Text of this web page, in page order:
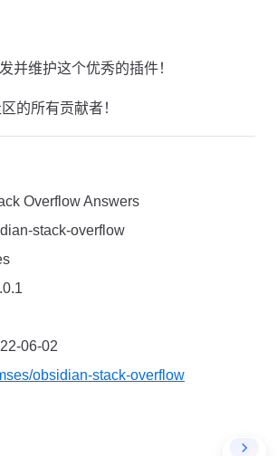
并维护这个优秀的插件！
的所有贡献者！
Overflow Answers
stack-overflow
06-02
obsidian-stack-overflow